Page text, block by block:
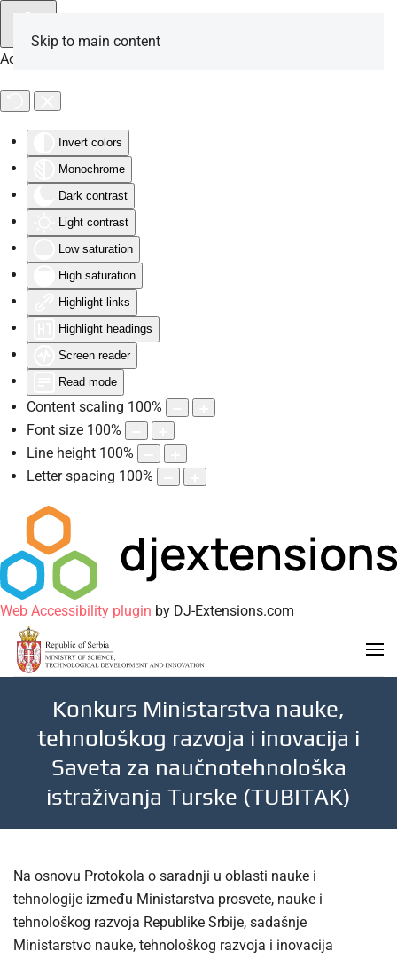
Accessibility Tools
Invert colors
Monochrome
Dark contrast
Light contrast
Low saturation
High saturation
Highlight links
Highlight headings
Screen reader
Read mode
Content scaling 100%
Font size 100%
Line height 100%
Letter spacing 100%
Web Accessibility plugin by DJ-Extensions.com
Skip to main content
Konkurs Ministarstva nauke,
tehnološkog razvoja i inovacija i
Saveta za naučnotehnološka
istraživanja Turske (TUBITAK)
Na osnovu Protokola o saradnji u oblasti nauke i
tehnologije između Ministarstva prosvete, nauke i
tehnološkog razvoja Republike Srbije, sadašnje
Ministarstvo nauke, tehnološkog razvoja i inovacija